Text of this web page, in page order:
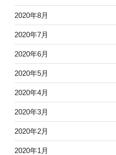
2020年8月
2020年7月
2020年6月
2020年5月
2020年4月
2020年3月
2020年2月
2020年1月